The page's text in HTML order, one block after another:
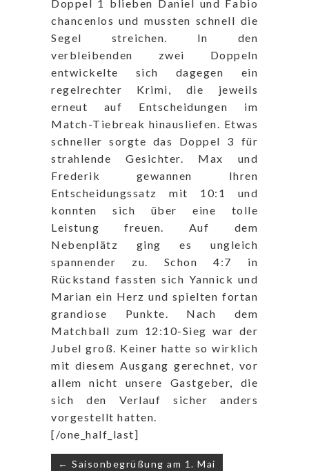
Doppel 1 blieben Daniel und Fabio
chancenlos und mussten schnell die
Segel streichen. In den
verbleibenden zwei Doppeln
entwickelte sich dagegen ein
regelrechter Krimi, die jeweils
erneut auf Entscheidungen im
Match-Tiebreak hinausliefen. Etwas
schneller sorgte das Doppel 3 für
strahlende Gesichter. Max und
Frederik gewannen Ihren
Entscheidungssatz mit 10:1 und
konnten sich über eine tolle
Leistung freuen. Auf dem
Nebenplätz ging es ungleich
spannender zu. Schon 4:7 in
Rückstand fassten sich Yannick und
Marian ein Herz und spielten fortan
grandiose Punkte. Nach dem
Matchball zum 12:10-Sieg war der
Jubel groß. Keiner hatte so wirklich
mit diesem Ausgang gerechnet, vor
allem nicht unsere Gastgeber, die
sich den Verlauf sicher anders
vorgestellt hatten.
[/one_half_last]
Beitragsnavigation
← Saisonbegrüßung am 1. Mai